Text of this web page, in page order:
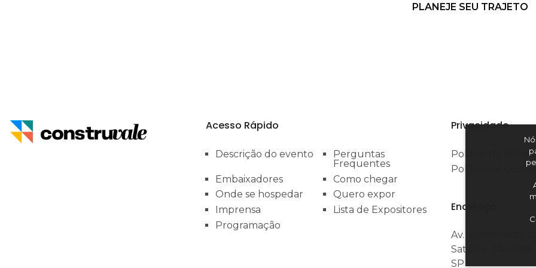
PLANEJE SEU TRAJETO
Acesso Rápido
Descrição do evento
Perguntas
Frequentes
Embaixadores
Como chegar
Onde se hospedar
Quero expor
Imprensa
Lista de Expositores
Programação
Privacidade
Política de
Política de
Endereço
Av. Andrômeda,
Satélite, São José
SP